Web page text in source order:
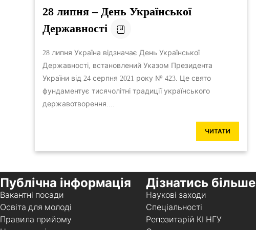
28 липня – День Української
Державності
28 липня Україна відзначає День Української
Державності, встановлений Указом Президента
України від 24 серпня 2021 року № 423. Це свято
фундаментує тисячолітні традиції українського
державотворення....
ЧИТАТИ
Публічна інформація
Вакантні посади
Освіта для молоді
Правила прийому
Дізнатись більше
Наукові заходи
Спеціальності
Репозитарій КІ НГУ